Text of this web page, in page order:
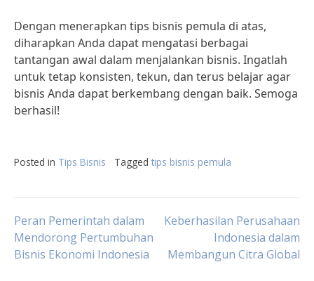
Dengan menerapkan tips bisnis pemula di atas,
diharapkan Anda dapat mengatasi berbagai
tantangan awal dalam menjalankan bisnis. Ingatlah
untuk tetap konsisten, tekun, dan terus belajar agar
bisnis Anda dapat berkembang dengan baik. Semoga
berhasil!
Posted in Tips Bisnis Tagged tips bisnis pemula
Post
navigation
Peran Pemerintah dalam
Mendorong Pertumbuhan
Bisnis Ekonomi Indonesia
Keberhasilan Perusahaan
Indonesia dalam
Membangun Citra Global